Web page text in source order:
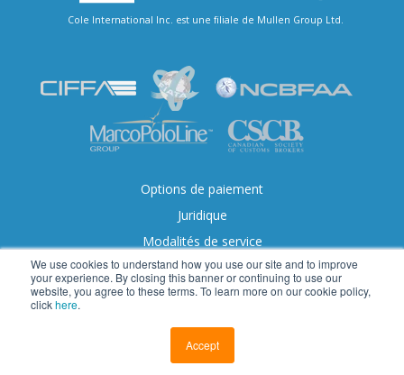
We use cookies to understand how you use our site and to improve
your experience. By closing this banner or continuing to use our
website, you agree to these terms. To learn more on our cookie policy,
clickhere.
Accept
Cole International Inc. est une filiale de Mullen Group Ltd.
Options de paiement
Juridique
Modalités de service
Accessibilité